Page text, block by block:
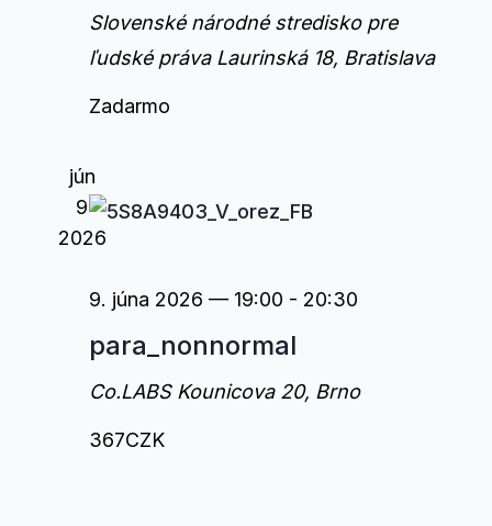
Slovenské národné stredisko pre
ľudské práva Laurinská 18, Bratislava
Zadarmo
jún
9
2026
9. júna 2026 — 19:00 - 20:30
para_nonnormal
Co.LABS Kounicova 20, Brno
367CZK